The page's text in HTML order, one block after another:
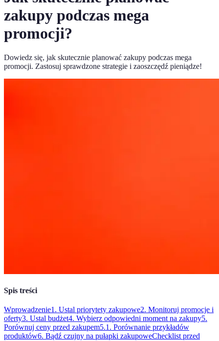
zakupy podczas mega
promocji?
Dowiedz się, jak skutecznie planować zakupy podczas mega
promocji. Zastosuj sprawdzone strategie i zaoszczędź pieniądze!
Spis treści
Wprowadzenie1. Ustal priorytety zakupowe2. Monitoruj promocje i
oferty3. Ustal budżet4. Wybierz odpowiedni moment na zakupy5.
Porównuj ceny przed zakupem5.1. Porównanie przykładów
produktów6. Bądź czujny na pułapki zakupoweChecklist przed